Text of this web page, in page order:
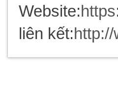
Website:
liên kết: